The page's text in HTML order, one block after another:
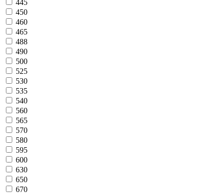
445
450
460
465
488
490
500
525
530
535
540
560
565
570
580
595
600
630
650
670